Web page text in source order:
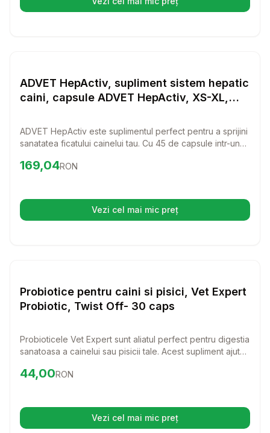
(se deschide într-o filă nouă)
Vitamine & Suplimente Caini
ADVET HepActiv, supliment sistem hepatic
caini, capsule ADVET HepActiv, XS-XL,
flacon, 45 capsule
ADVET HepActiv este suplimentul perfect pentru a sprijini
sanatatea ficatului cainelui tau. Cu 45 de capsule intr-un
la bunastarea prietenului tau patruped.
Preț: 169.04
169,04RON
Vezi cel mai mic preț(se deschide într-o filă nouă)
Vitamine & Suplimente Caini
Probiotice pentru caini si pisici, Vet Expert
Probiotic, Twist Off- 30 caps
Probioticele Vet Expert sunt aliatul perfect pentru digestia
sanatoasa a cainelui sau pisicii tale. Acest supliment ajuta
reducand disconfortul digestiv.
Preț:44.00
44,00RON
Vezi cel mai mic preț(se deschide într-o filă nouă)